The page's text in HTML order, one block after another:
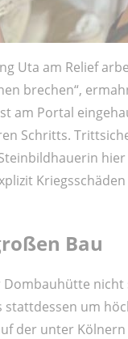
Uta am Relief
brechen“,
am Portal
Schritts.
Bau
um
der unter Kölnern